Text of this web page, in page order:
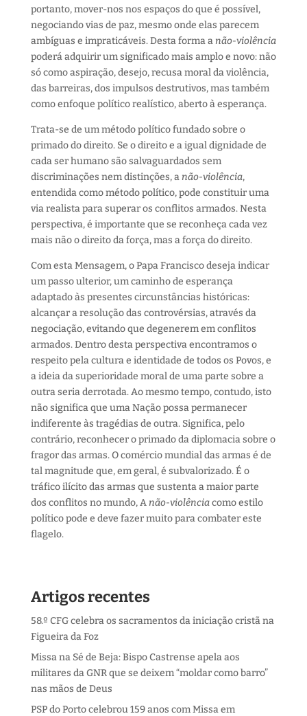
portanto, mover-nos nos espaços do que é possível,
negociando vias de paz, mesmo onde elas parecem
ambíguas e impraticáveis. Desta forma a não-violência
poderá adquirir um significado mais amplo e novo: não
só como aspiração, desejo, recusa moral da violência,
das barreiras, dos impulsos destrutivos, mas também
como enfoque político realístico, aberto à esperança.
Trata-se de um método político fundado sobre o
primado do direito. Se o direito e a igual dignidade de
cada ser humano são salvaguardados sem
discriminações nem distinções, a não-violência,
entendida como método político, pode constituir uma
via realista para superar os conflitos armados. Nesta
perspectiva, é importante que se reconheça cada vez
mais não o direito da força, mas a força do direito.
Com esta Mensagem, o Papa Francisco deseja indicar
um passo ulterior, um caminho de esperança
adaptado às presentes circunstâncias históricas:
alcançar a resolução das controvérsias, através da
negociação, evitando que degenerem em conflitos
armados. Dentro desta perspectiva encontramos o
respeito pela cultura e identidade de todos os Povos, e
a ideia da superioridade moral de uma parte sobre a
outra seria derrotada. Ao mesmo tempo, contudo, isto
não significa que uma Nação possa permanecer
indiferente às tragédias de outra. Significa, pelo
contrário, reconhecer o primado da diplomacia sobre o
fragor das armas. O comércio mundial das armas é de
tal magnitude que, em geral, é subvalorizado. É o
tráfico ilícito das armas que sustenta a maior parte
dos conflitos no mundo, A não-violênciacomo estilo
político pode e deve fazer muito para combater este
flagelo.
Artigos recentes
58.º CFG celebra os sacramentos da iniciação cristã na
Figueira da Foz
Missa na Sé de Beja: Bispo Castrense apela aos
militares da GNR que se deixem “moldar como barro”
nas mãos de Deus
PSP do Porto celebrou 159 anos com Missa em